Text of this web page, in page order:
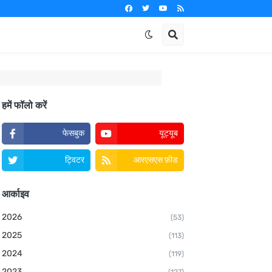
हमें फॉलो करें
फेसबुक यूट्यूब
ट्विटर आरएसएस फ़ीड
आर्काइव
2026 (53)
2025 (113)
2024 (119)